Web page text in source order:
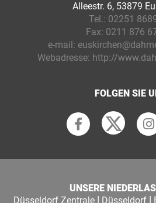
Alleestr. 6, 53879
Tel.: 02251
Fax: 0211 876
e-mail:
Webadresse: http://
FOLGEN SIE
UNSERE
Düsseldorf Zentrale| Düsseldorf|